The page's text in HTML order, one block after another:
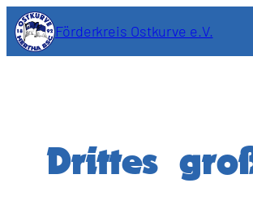
Zum
Inhalt
Förderkreis Ostkurve e.V.
Drittes